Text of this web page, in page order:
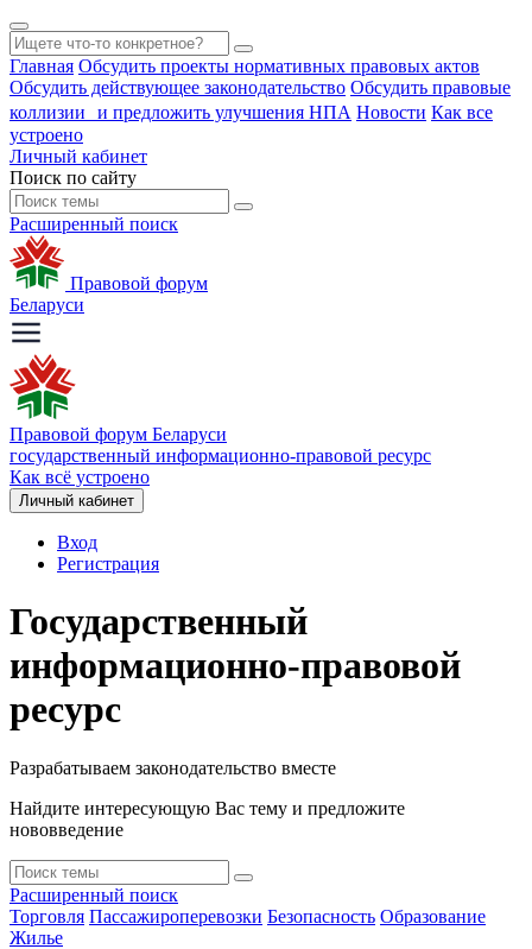
Главная Обсудить проекты нормативных правовых актов
Обсудить действующее законодательство Обсудить правовые
коллизии и предложить улучшения НПА Новости Как все
устроено
Личный кабинет
Поиск по сайту
Расширенный поиск
Правовой форум
Беларуси
Правовой форум Беларуси
государственный информационно-правовой ресурс
Как всё устроено
Личный кабинет
Вход
Регистрация
Государственный
информационно-правовой
ресурс
Разрабатываем законодательство вместе
Найдите интересующую Вас тему и предложите
нововведение
Расширенный поиск
Торговля Пассажироперевозки Безопасность Образование
Жилье